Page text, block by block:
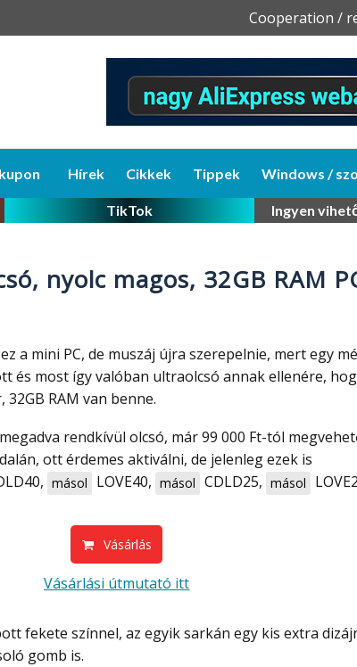
Skip
Cooperation /
Hírek Cikkek Tippek Windows /
TikTok Ingyen
nyolc magos, 32GB RAM
a mini PC, de muszáj újra szerepelnie, mert egy
és most így valóban ultraolcsó annak ellenére,
RAM van benne.
ott érdemes aktiválni, de jelenleg ezek is
, másol LOVE40, másol CDLD25, másol
Vásárlás
Vásárlási útmutató itt
gomb is.